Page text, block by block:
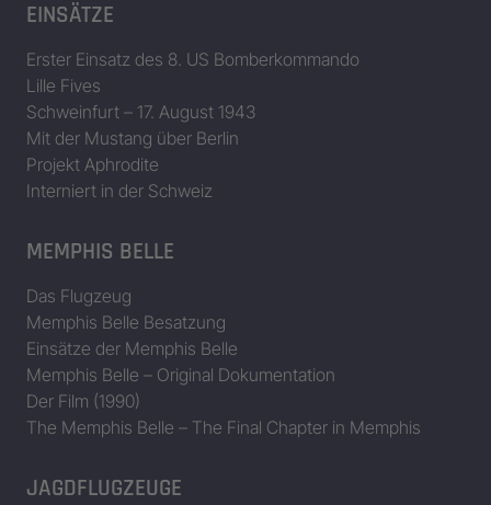
EINSÄTZE
Erster Einsatz des 8. US Bomberkommando
Lille Fives
Schweinfurt – 17. August 1943
Mit der Mustang über Berlin
Projekt Aphrodite
Interniert in der Schweiz
MEMPHIS BELLE
Das Flugzeug
Memphis Belle Besatzung
Einsätze der Memphis Belle
Memphis Belle – Original Dokumentation
Der Film (1990)
The Memphis Belle – The Final Chapter in Memphis
JAGDFLUGZEUGE